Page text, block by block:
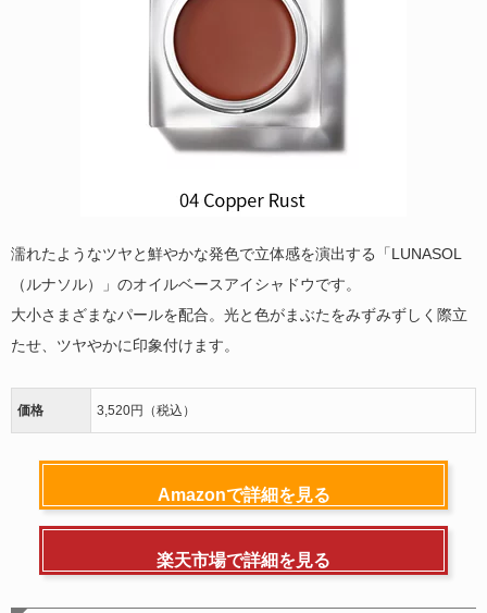
濡れたようなツヤと鮮やかな発色で立体感を演出する「LUNASOL
（ルナソル）」のオイルベースアイシャドウです。
大小さまざまなパールを配合。光と色がまぶたをみずみずしく際立
たせ、ツヤやかに印象付けます。
価格 3,520円（税込）
Amazonで詳細を見る
楽天市場で詳細を見る